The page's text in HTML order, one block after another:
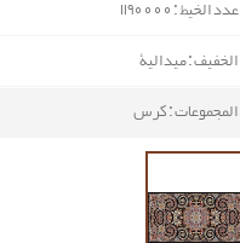
عدد الخيط : 1190000
الخفيف : ميدالية
المجموعات : كرس